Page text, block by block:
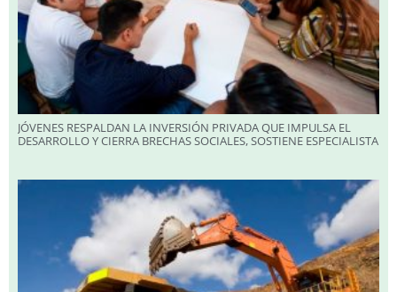
JÓVENES RESPALDAN LA INVERSIÓN PRIVADA QUE IMPULSA EL
DESARROLLO Y CIERRA BRECHAS SOCIALES, SOSTIENE ESPECIALISTA